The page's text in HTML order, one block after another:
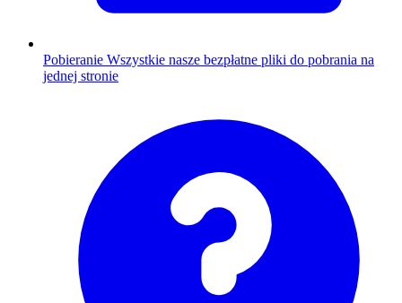
Pobieranie Wszystkie nasze bezpłatne pliki do pobrania na
jednej stronie